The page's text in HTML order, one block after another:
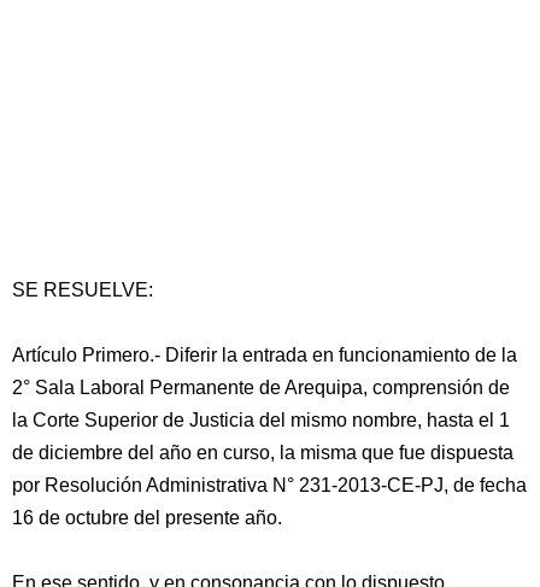
SE RESUELVE:
Artículo Primero.- Diferir la entrada en funcionamiento de la
2° Sala Laboral Permanente de Arequipa, comprensión de
la Corte Superior de Justicia del mismo nombre, hasta el 1
de diciembre del año en curso, la misma que fue dispuesta
por Resolución Administrativa N° 231-2013-CE-PJ, de fecha
16 de octubre del presente año.
En ese sentido, y en consonancia con lo dispuesto